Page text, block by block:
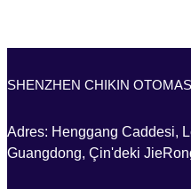
SHENZHEN CHIKIN
Adres: Henggang Caddesi,
Guangdong, Çin'deki